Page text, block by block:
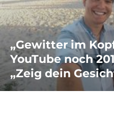
„Gewitter im
YouTube noch
„Zeig dein